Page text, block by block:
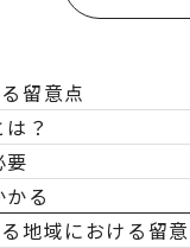
留意点
？
要
る
地域における留